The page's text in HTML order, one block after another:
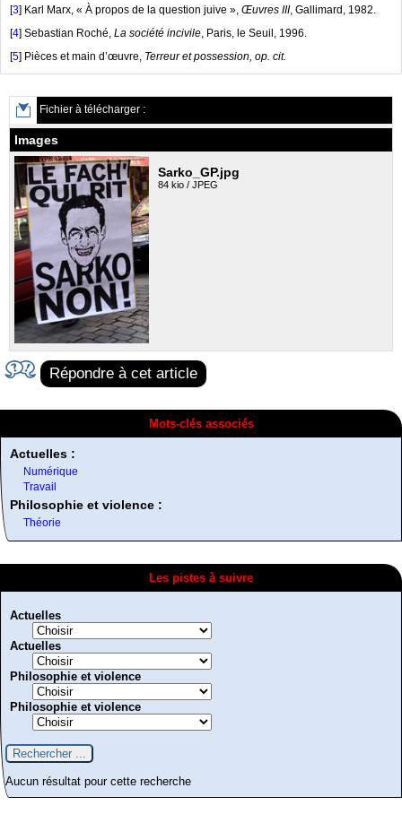
[3] Karl Marx, « À propos de la question juive », Œuvres III, Gallimard, 1982.
[4] Sebastian Roché, La société incivile, Paris, le Seuil, 1996.
[5] Pièces et main d’œuvre, Terreur et possession, op. cit.
Fichier à télécharger :
Images
Sarko_GP.jpg
84 kio / JPEG
Répondre à cet article
Mots-clés associés
Actuelles :
Numérique
Travail
Philosophie et violence :
Théorie
Les pistes à suivre
Actuelles
Actuelles
Philosophie et violence
Philosophie et violence
Aucun résultat pour cette recherche